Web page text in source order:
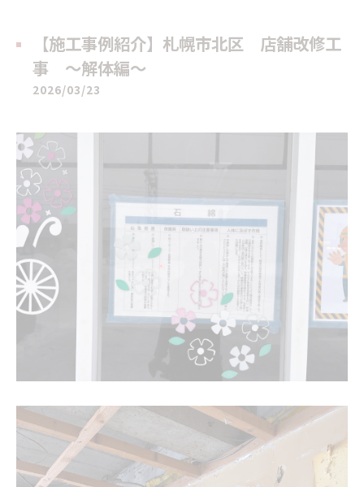
【施工事例紹介】札幌市北区 店舗改修工
事 ～解体編～
2026/03/23